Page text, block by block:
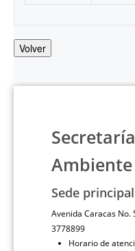
Volver
Ambiente
Sede principal
Avenida Caracas No.
3778899
Horario de